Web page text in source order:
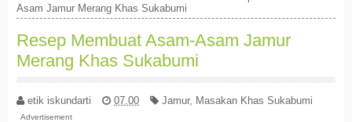
Asam Jamur Merang Khas Sukabumi
Resep Membuat Asam-Asam Jamur
Merang Khas Sukabumi
etik iskundarti 07.00 Jamur, Masakan Khas Sukabumi
Advertisement